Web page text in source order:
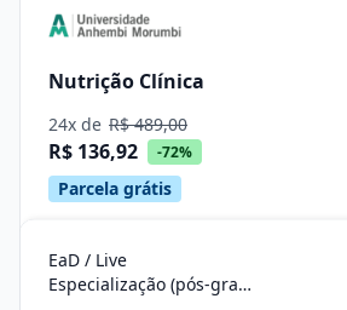
Nutrição Clínica
24x de R$ 489,00
R$ 136,92 -72%
Parcela grátis
EaD / Live
Especialização (pós-graduação)